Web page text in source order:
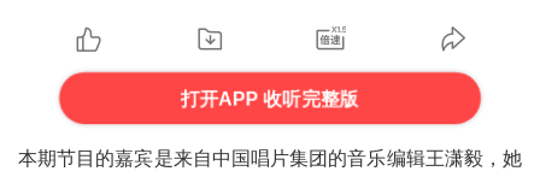
打开APP 收听完整版
本期节目的嘉宾是来自中国唱片集团的音乐编辑王潇毅，她